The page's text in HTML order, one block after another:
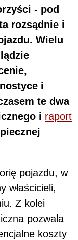
- pod
rozsądnie i
Wielu
i
te dwa
i raport
pojazdu, w
właścicieli,
Z kolei
pozwala
koszty